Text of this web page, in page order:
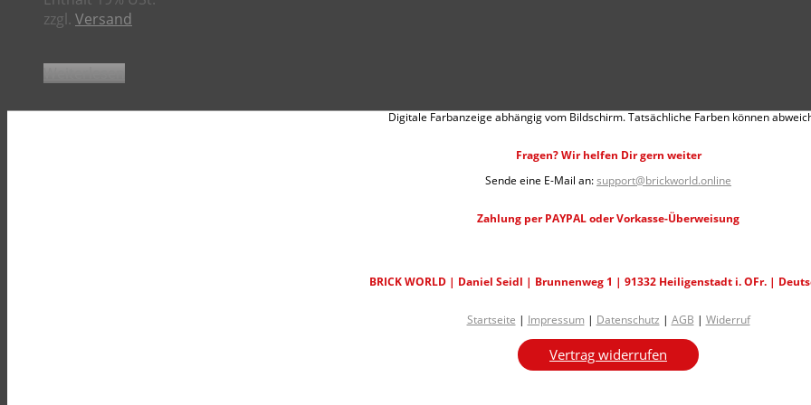
zzgl. Versand
Digitale Farbanzeige abhängig vom Bildschirm. Tatsächliche Farben können
Fragen? Wir helfen Dir gern weiter
Sende eine E-Mail an:support@brickworld.online
Zahlung per PAYPAL oder Vorkasse-Überweisung
BRICK WORLD | Daniel Seidl | Brunnenweg 1 | 91332 Heiligenstadt i. OFr. |
Startseite | Impressum | Datenschutz | AGB | Widerruf
Vertrag widerrufen